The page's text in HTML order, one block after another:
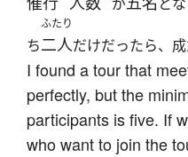
ち
ふたり
二人だけだったら、成
I found a tour that
perfectly, but the
participants is five. If
who want to join the